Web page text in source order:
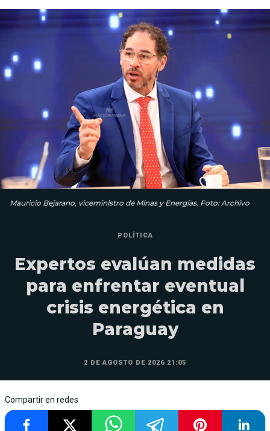
Mauricio Bejarano, viceministro de Minas y Energías. Foto: Archivo
POLÍTICA
Expertos evalúan medidas
para enfrentar eventual
crisis energética en
Paraguay
2 DE AGOSTO DE 2026 21:05
Compartir en redes